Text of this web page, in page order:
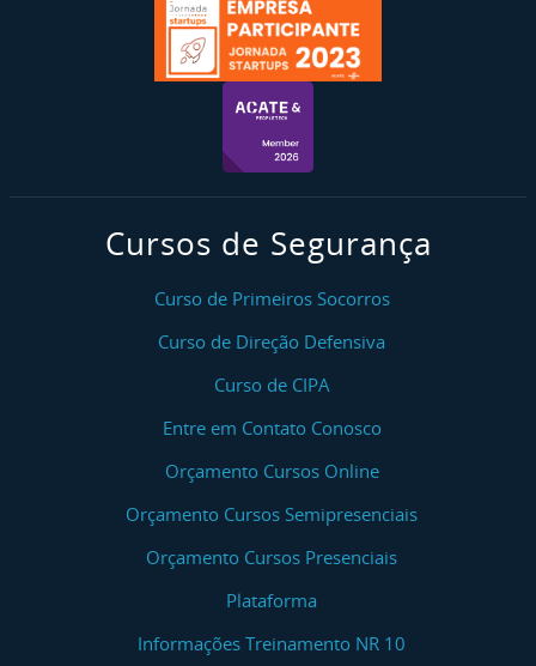
Cursos de Segurança
Curso de Primeiros Socorros
Curso de Direção Defensiva
Curso de CIPA
Entre em Contato Conosco
Orçamento Cursos Online
Orçamento Cursos Semipresenciais
Orçamento Cursos Presenciais
Plataforma
Informações Treinamento NR 10